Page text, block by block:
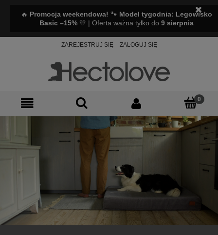
🔥 Promocja weekendowa! 🐾 Model tygodnia: Legowisko
Basic –15%💛 | Oferta ważna tylko do 9 sierpnia
ZAREJESTRUJ SIĘ ZALOGUJ SIĘ